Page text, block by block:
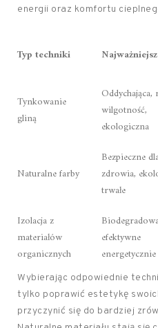
energii oraz komfortu
Typ techniki
Tynkowanie
gliną
Oddychająca,
wilgotność,
ekologiczna
Naturalne farby
Bezpieczne
zdrowia,
trwałe
Izolacja z
materiałów
organicznych
efektywne
energetycznie
Wybierając odpowiednie
tylko poprawić estetykę
przyczynić się do bardziej